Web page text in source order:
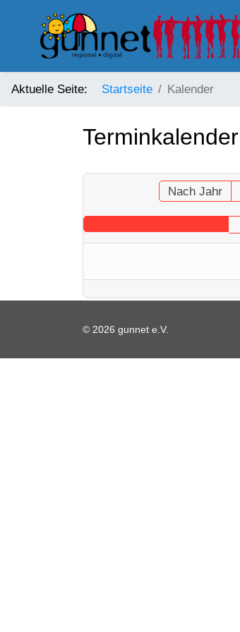
Aktuelle Seite: Startseite Kalender
Terminkalender
Nach Jahr
© 2026 gunnet e.V.